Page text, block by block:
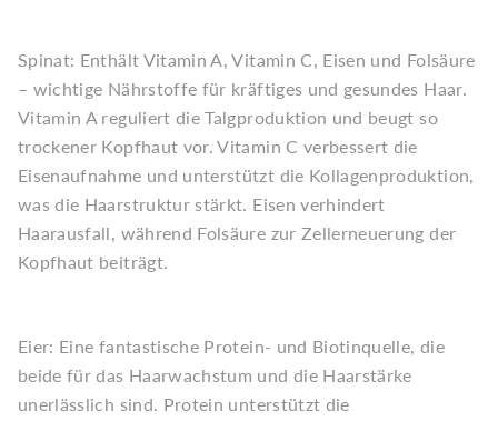
Spinat: Enthält Vitamin A, Vitamin C, Eisen und Folsäure
– wichtige Nährstoffe für kräftiges und gesundes Haar.
Vitamin A reguliert die Talgproduktion und beugt so
trockener Kopfhaut vor. Vitamin C verbessert die
Eisenaufnahme und unterstützt die Kollagenproduktion,
was die Haarstruktur stärkt. Eisen verhindert
Haarausfall, während Folsäure zur Zellerneuerung der
Kopfhaut beiträgt.
Eier: Eine fantastische Protein- und Biotinquelle, die
beide für das Haarwachstum und die Haarstärke
unerlässlich sind. Protein unterstützt die